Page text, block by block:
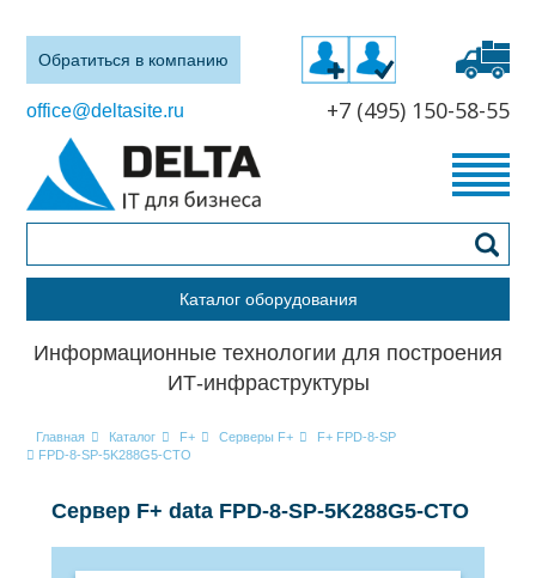
Обратиться в компанию
office@deltasite.ru +7 (495) 150-58-55
Каталог оборудования
Информационные технологии для построения
ИТ-инфраструктуры
Главная Каталог F+ Серверы F+
F+ FPD-8-SP
FPD-8-SP-5K288G5-CTO
Сервер F+ data FPD-8-SP-5K288G5-CTO